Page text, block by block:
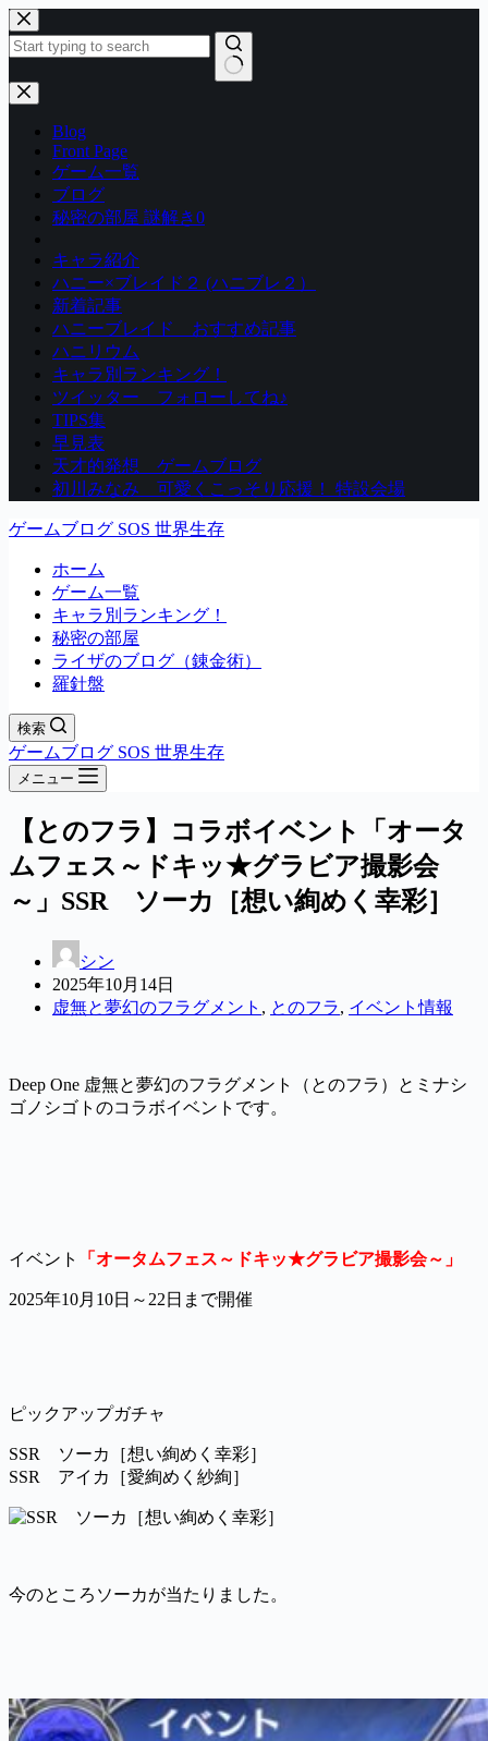
コ
ン
テ
ン
ツ
結
Blog
Front Page
ゲーム一覧
ブログ
秘密の部屋 謎解き0
キャラ紹介
ハニー×ブレイド２ (ハニブレ２）
新着記事
ハニーブレイド おすすめ記事
ハニリウム
キャラ別ランキング！
ツイッター フォローしてね♪
TIPS集
早見表
天才的発想 ゲームブログ
初川みなみ 可愛くこっそり応援！ 特設会場
ゲームブログ SOS 世界生存
ホーム
ゲーム一覧
キャラ別ランキング！
秘密の部屋
ライザのブログ（錬金術）
羅針盤
検索
ゲームブログ SOS 世界生存
メニュー
【とのフラ】コラボイベント「オータ
ムフェス～ドキッ★グラビア撮影会
～」SSR ソーカ［想い絢めく幸彩］
シン
2025年10月14日
虚無と夢幻のフラグメント , とのフラ, イベント情報
Deep One 虚無と夢幻のフラグメント（とのフラ）とミナシ
ゴノシゴトのコラボイベントです。
イベント 「オータムフェス～ドキッ★グラビア撮影会～」
2025年10月10日～22日まで開催
ピックアップガチャ
SSR ソーカ［想い絢めく幸彩］
SSR アイカ［愛絢めく紗絢］
今のところソーカが当たりました。